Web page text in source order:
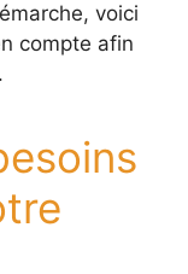
voici
compte afin